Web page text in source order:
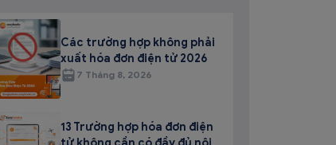
Các trường hợp không phải
xuất hóa đơn điện tử 2026
7 Tháng 8, 2026
13 Trường hợp hóa đơn điện